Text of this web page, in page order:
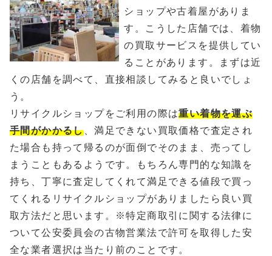
ショップや古着屋がありま
す。こうした店舗では、着物
の買取サービスを提供してい
ることがあります。まずは近
くの店舗を調べて、直接相談してみると良いでしょ
う。
リサイクルショップをご利用の際は重い着物を運ぶ
手間がかかるし、満足できない買取価格で査定され
た場合も持って帰るのが面倒でそのまま、売ってし
まうこともあるようです。もちろん専門的な知識を
持ち、丁寧に査定してくれて満足できる値段で買っ
てくれるリサイクルショップがありましたら良い買
取方法だと思います。※特定商取引に関する法律に
ついて公安委員会の古物営業法で許可を取得した安
全な業者選択は当たり前のことです。